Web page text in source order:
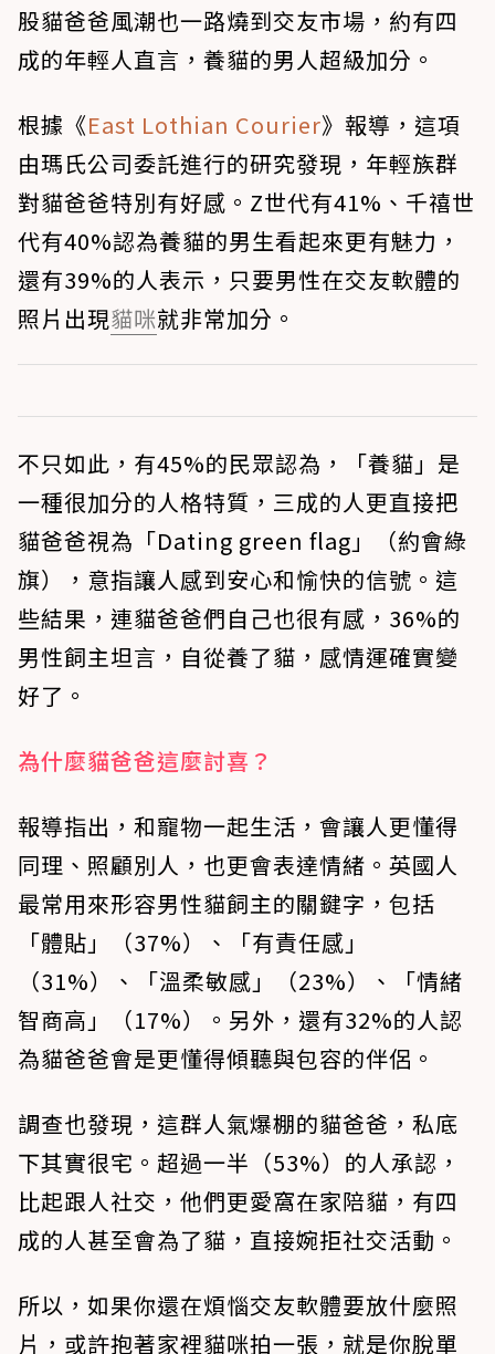
股貓爸爸風潮也一路燒到交友市場，約有四
成的年輕人直言，養貓的男人超級加分。
根據《East Lothian Courier》報導，這項
由瑪氏公司委託進行的研究發現，年輕族群
對貓爸爸特別有好感。 Z世代有41%、千禧世
代有40%認為養貓的男生看起來更有魅力，
還有39%的人表示，只要男性在交友軟體的
照片出現貓咪就非常加分 。
不只如此，有45%的民眾認為，「養貓」是
一種很加分的人格特質，三成的人更直接把
貓爸爸視為「Dating green flag」（約會綠
旗），意指讓人感到安心和愉快的信號。這
些結果，連貓爸爸們自己也很有感，36%的
男性飼主坦言，自從養了貓，感情運確實變
好了。
為什麼貓爸爸這麼討喜？
報導指出，和寵物一起生活，會讓人更懂得
同理、照顧別人，也更會表達情緒。英國人
最常用來形容男性貓飼主的關鍵字，包括
「體貼」（37%）、「有責任感」
（31%）、「溫柔敏感」（23%）、「情緒
智商高」（17%）。另外，還有32%的人認
為貓爸爸會是更懂得傾聽與包容的伴侶。
調查也發現，這群人氣爆棚的貓爸爸，私底
下其實很宅。超過一半（53%）的人承認，
比起跟人社交，他們更愛窩在家陪貓，有四
成的人甚至會為了貓，直接婉拒社交活動。
所以，如果你還在煩惱交友軟體要放什麼照
片，或許抱著家裡貓咪拍一張，就是你脫單